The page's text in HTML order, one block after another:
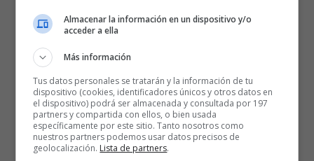
Almacenar la información en un dispositivo y/o
acceder a ella
Más información
Tus datos personales se tratarán y la información de tu
dispositivo (cookies, identificadores únicos y otros datos en
el dispositivo) podrá ser almacenada y consultada por 197
partners y compartida con ellos, o bien usada
específicamente por este sitio. Tanto nosotros como
nuestros partners podemos usar datos precisos de
geolocalización. Lista de partners.